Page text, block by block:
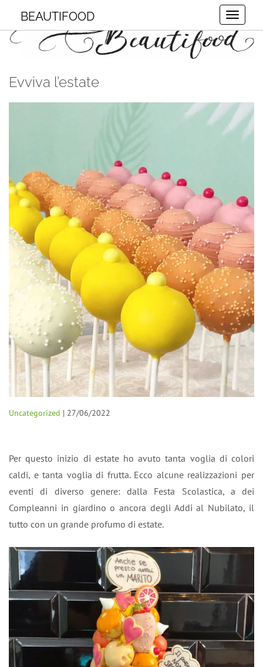
BEAUTIFOOD
Evviva l’estate
Uncategorized | 27/06/2022
Per questo inizio di estate ho avuto tanta voglia di colori
caldi, e tanta voglia di frutta. Ecco alcune realizzazioni per
eventi di diverso genere: dalla Festa Scolastica, a dei
Compleanni in giardino o ancora degli Addi al Nubilato, il
tutto con un grande profumo di estate.